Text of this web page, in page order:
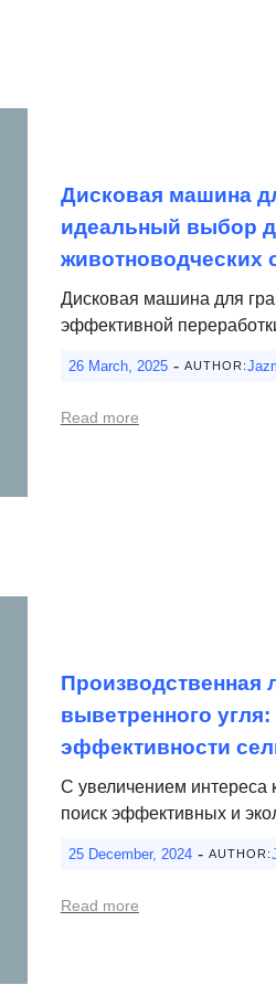
Дисковая машина
идеальный выбор
животноводческих
Дисковая машина для
эффективной
26 March, 2025 - AUTHOR:
Read more
Производственная
выветренного
эффективности
С увеличением интереса
поиск эффективных и
25 December, 2024 - AUTHOR:
Read more